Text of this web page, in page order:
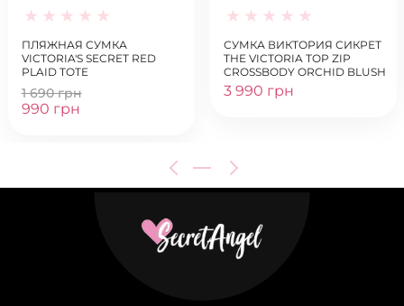
ПЛЯЖНАЯ СУМКА
VICTORIA'S SECRET RED
PLAID TOTE
1 690 грн
990 грн
СУМКА ВИКТОРИЯ СИКРЕТ
THE VICTORIA TOP ZIP
CROSSBODY ORCHID BLUSH
3 990 грн